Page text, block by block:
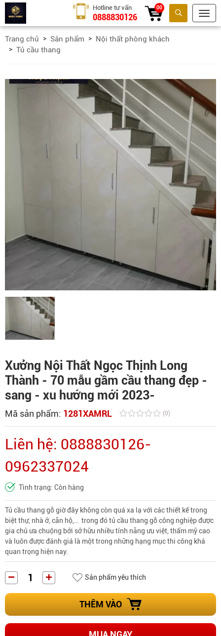
Tìm kiếm
Hotline tư vấn
0888830126
00
Trang chủ Sản phẩm
Nội thất phòng khách
Tủ cầu thang
Xưởng Nội Thất Ngọc Thịnh Long
Thành - 70 mẫu gầm cầu thang đẹp -
sang - xu hướng mới 2023-
Mã sản phẩm: 1281XAMRL (0)
Liên hệ: 0888830126-
0962337024
Tình trạng: Còn hàng
Tủ cầu thang gỗ giờ đây không còn quá xa lạ với các thiết kế trong
biệt thự, nhà ở, căn hộ,… trong đótủ cầu thang gỗ công nghiệpđược
gia chủ ưa chuộng bởi sở hữu nhiều tính năng ưu việt, thẩm mỹ cao
và luôn được đánh giá là một trong những hạng mục thi công khá
quan trọng hiện nay.
Sản phẩm yêu thích
THÊM VÀO